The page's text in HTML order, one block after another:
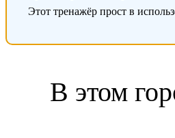
Этот тренажёр прост в
В этом